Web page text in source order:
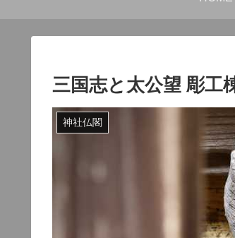
三国志と太公望 彫工
神社仏閣